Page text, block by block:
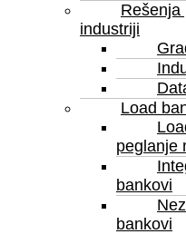
Rešenja
industriji
Load
peglanje
bankovi
bankovi